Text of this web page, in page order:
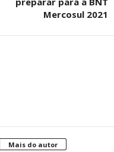
Mercosul 2021
Mais do autor